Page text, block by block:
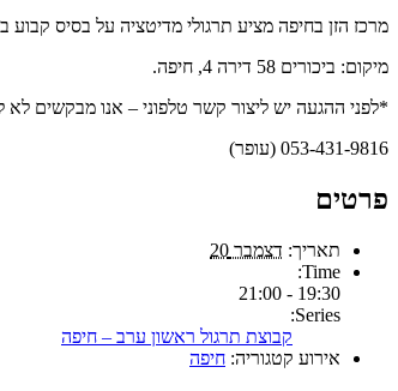
מרכז הזן בחיפה מציע תרגולי מדיטציה על בסיס
מיקום: ביכורים 58 דירה 4, חיפה.
*לפני ההגעה יש ליצור קשר טלפוני – אנו מבקשים
053-431-9816 (עופר)
פרטים
תאריך: דצמבר 20
Time:
19:30 - 21:00
Series:
קבוצת תרגול ראשון ערב – חיפה
אירוע קטגוריה: חיפה